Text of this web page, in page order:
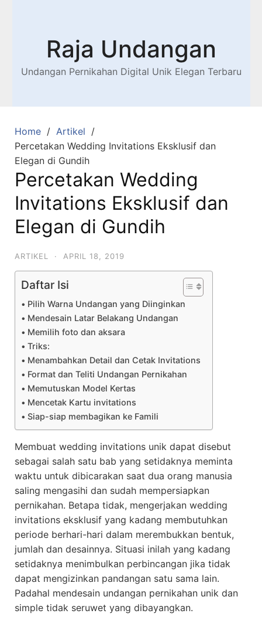
Raja Undangan
Undangan Pernikahan Digital Unik Elegan Terbaru
Home
Artikel
Percetakan Wedding Invitations Eksklusif dan
Elegan di Gundih
Percetakan Wedding
Invitations Eksklusif dan
Elegan di Gundih
ARTIKEL · APRIL 18, 2019
Daftar Isi
Pilih Warna Undangan yang Diinginkan
Mendesain Latar Belakang Undangan
Memilih foto dan aksara
Triks:
Menambahkan Detail dan Cetak Invitations
Format dan Teliti Undangan Pernikahan
Memutuskan Model Kertas
Mencetak Kartu invitations
Siap-siap membagikan ke Famili
Membuat wedding invitations unik dapat disebut
sebagai salah satu bab yang setidaknya meminta
waktu untuk dibicarakan saat dua orang manusia
saling mengasihi dan sudah mempersiapkan
pernikahan. Betapa tidak, mengerjakan wedding
invitations eksklusif yang kadang membutuhkan
periode berhari-hari dalam merembukkan bentuk,
jumlah dan desainnya. Situasi inilah yang kadang
setidaknya menimbulkan perbincangan jika tidak
dapat mengizinkan pandangan satu sama lain.
Padahal mendesain undangan pernikahan unik dan
simple tidak seruwet yang dibayangkan.